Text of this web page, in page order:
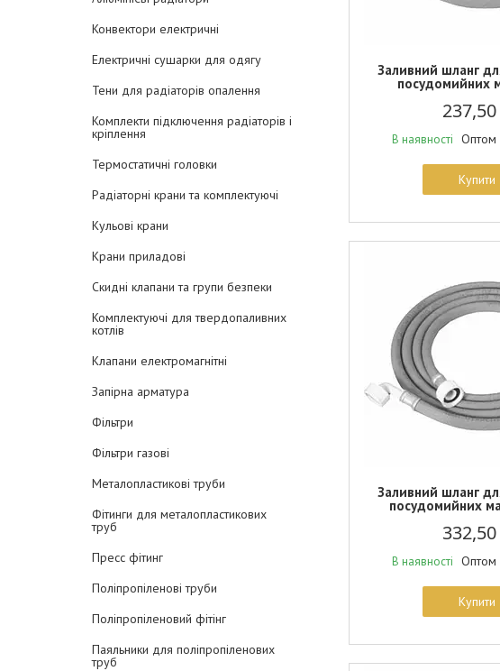
Конвектори електричні
Електричні сушарки для одягу
Тени для радіаторів опалення
Комплекти підключення радіаторів і
кріплення
Термостатичні головки
Радіаторні крани та комплектуючі
Кульові крани
Крани приладові
Скидні клапани та групи безпеки
Комплектуючі для твердопаливних
котлів
Клапани електромагнітні
Запірна арматура
Фільтри
Фільтри газові
Металопластикові труби
Фітинги для металопластикових
труб
Пресс фітинг
Поліпропіленові труби
Поліпропіленовий фітінг
Паяльники для поліпропіленових
труб
Заливний шланг
посудомийних
В наявності Оптом
Купити
Заливний шланг
посудомийних
В наявності Оптом
Купити